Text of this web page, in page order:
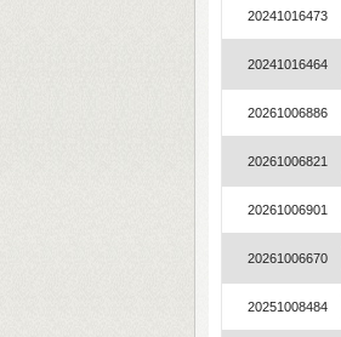
20241016473
20241016464
20261006886
20261006821
20261006901
20261006670
20251008484